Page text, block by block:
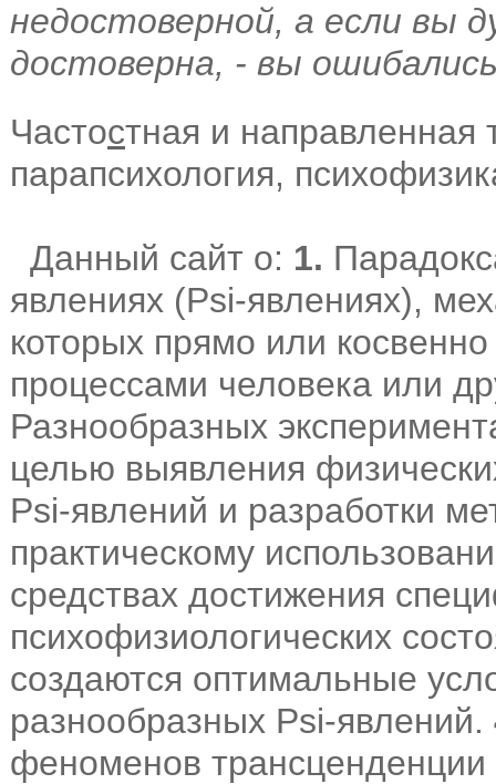
недостоверной, а если вы
достоверна, - вы
Частостная и направленная
парапсихология,
Данный сайт о: 1.
явлениях (Psi-явлениях),
которых прямо или
процессами человека или
Разнообразных
целью выявления
Psi-явлений и разработки
практическому
средствах достижения
психофизиологических
создаются оптимальные
разнообразных Psi-явлений.
феноменов